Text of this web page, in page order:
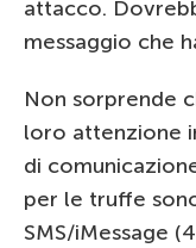
attacco.
messaggio che
Non sorprende
loro attenzione
di
per le truffe
SMS/iMessage